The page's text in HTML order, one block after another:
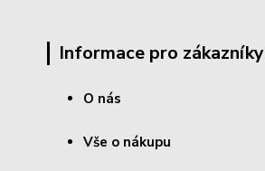
Informace pro zákazníky
O nás
Vše o nákupu